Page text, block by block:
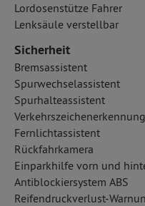
Lordosenstütze Fahrer
Lenksäule verstellbar
Sicherheit
Bremsassistent
Spurwechselassistent
Spurhalteassistent
Verkehrszeichenerkennung
Fernlichtassistent
Rückfahrkamera
Einparkhilfe vorn und
Antiblockiersystem ABS
Reifendruckverlust-